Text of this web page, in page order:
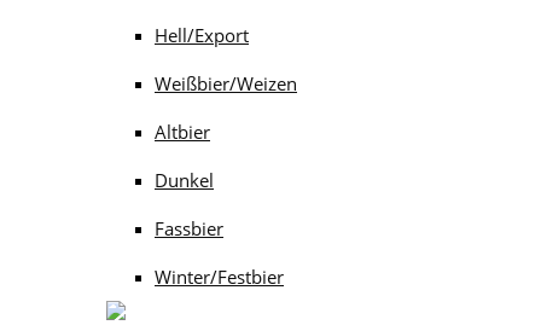
Hell/Export
Weißbier/Weizen
Altbier
Dunkel
Fassbier
Winter/Festbier